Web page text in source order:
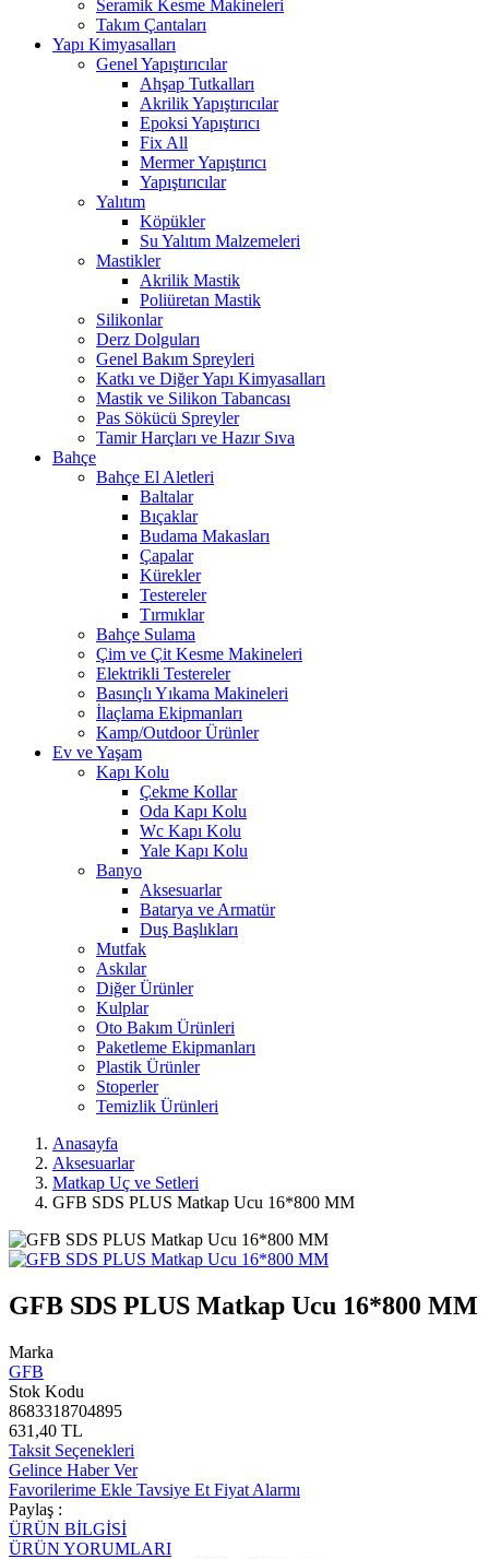
Seramik Kesme Makineleri
Takım Çantaları
Yapı Kimyasalları
Genel Yapıştırıcılar
Ahşap Tutkalları
Akrilik Yapıştırıcılar
Epoksi Yapıştırıcı
Fix All
Mermer Yapıştırıcı
Yapıştırıcılar
Yalıtım
Köpükler
Su Yalıtım Malzemeleri
Mastikler
Akrilik Mastik
Poliüretan Mastik
Silikonlar
Derz Dolguları
Genel Bakım Spreyleri
Katkı ve Diğer Yapı Kimyasalları
Mastik ve Silikon Tabancası
Pas Sökücü Spreyler
Tamir Harçları ve Hazır Sıva
Bahçe
Bahçe El Aletleri
Baltalar
Bıçaklar
Budama Makasları
Çapalar
Kürekler
Testereler
Tırmıklar
Bahçe Sulama
Çim ve Çit Kesme Makineleri
Elektrikli Testereler
Basınçlı Yıkama Makineleri
İlaçlama Ekipmanları
Kamp/Outdoor Ürünler
Ev ve Yaşam
Kapı Kolu
Çekme Kollar
Oda Kapı Kolu
Wc Kapı Kolu
Yale Kapı Kolu
Banyo
Aksesuarlar
Batarya ve Armatür
Duş Başlıkları
Mutfak
Askılar
Diğer Ürünler
Kulplar
Oto Bakım Ürünleri
Paketleme Ekipmanları
Plastik Ürünler
Stoperler
Temizlik Ürünleri
Anasayfa
Aksesuarlar
Matkap Uç ve Setleri
GFB SDS PLUS Matkap Ucu 16*800 MM
GFB SDS PLUS Matkap Ucu 16*800 MM
Marka
GFB
Stok Kodu
8683318704895
631,40 TL
Taksit Seçenekleri
Gelince Haber Ver
Favorilerime Ekle Tavsiye Et Fiyat Alarmı
Paylaş :
ÜRÜN BİLGİSİ
ÜRÜN YORUMLARI